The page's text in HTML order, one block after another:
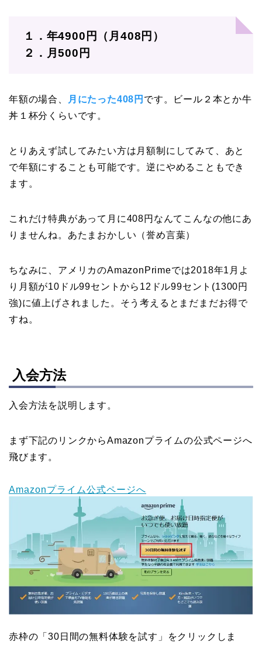
１．年4900円（月408円）
２．月500円
年額の場合、 月にたった408円 です。ビール２本とか牛
丼１杯分くらいです。
とりあえず試してみたい方は月額制にしてみて、あと
で年額にすることも可能です。逆にやめることもでき
ます。
これだけ特典があって月に408円なんてこんなの他にあ
りませんね。あたまおかしい（誉め言葉）
ちなみに、アメリカのAmazonPrimeでは2018年1月よ
り月額が10ドル99セントから12ドル99セント(1300円
強)に値上げされました。そう考えるとまだまだお得で
すね。
入会方法
入会方法を説明します。
まず下記のリンクからAmazonプライムの公式ページへ
飛びます。
Amazonプライム公式ページへ
赤枠の「30日間の無料体験を試す」をクリックしま